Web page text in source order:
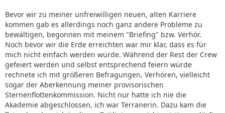
Bevor wir zu meiner unfreiwilligen neuen, alten Karriere
kommen gab es allerdings noch ganz andere Probleme zu
bewältigen, begonnen mit meinem "Briefing" bzw. Verhör.
Noch bevor wir die Erde erreichten war mir klar, dass es für
mich nicht einfach werden würde. Während der Rest der Crew
gefeiert werden und selbst entsprechend feiern würde
rechnete ich mit größeren Befragungen, Verhören, vielleicht
sogar der Aberkennung meiner provisorischen
Sternenflottenkommission. Nicht nur hatte ich nie die
Akademie abgeschlossen, ich war Terranerin. Dazu kam die